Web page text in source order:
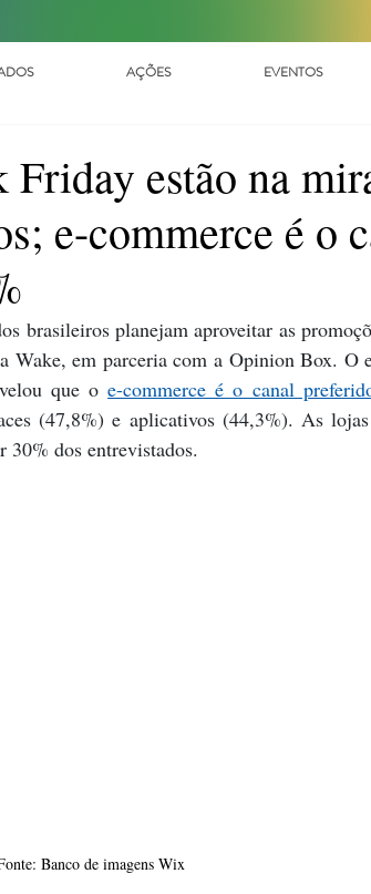
AÇÕES EVENTOS
estão na
e-commerce é o
brasileiros planejam aproveitar as
Wake, em parceria com a Opinion Box. O
que o e-commerce é o canal
(47,8%) e aplicativos (44,3%). As
30% dos entrevistados.
Banco de imagens Wix